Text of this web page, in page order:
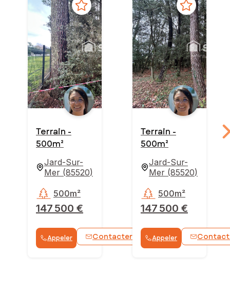
Terrain -
500m²
Jard-Sur-
Mer (85520)
147 500 €
500m²
Appeler Contacter WhatsApp
Terrain -
500m²
Jard-Sur-
Mer (85520)
147 500 €
500m²
Appeler